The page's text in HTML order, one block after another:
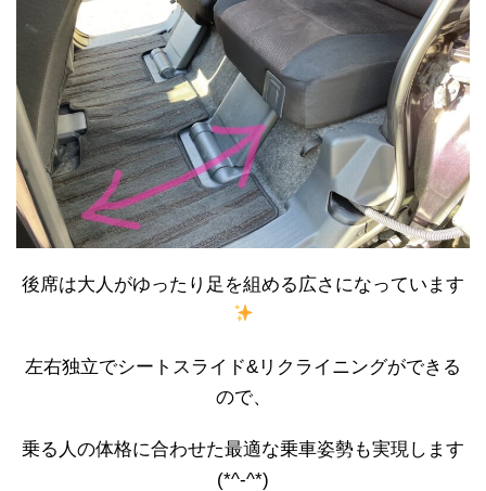
後席は大人がゆったり足を組める広さになっています
左右独立でシートスライド&リクライニングができる
ので、
乗る人の体格に合わせた最適な乗車姿勢も実現します
(*^-^*)